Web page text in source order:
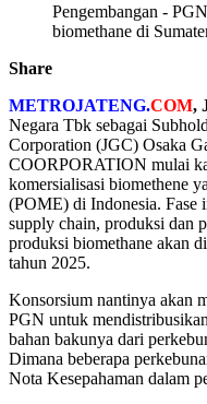
Pengembangan -
biomethane di
Share
METROJATENG.COM,
Negara Tbk sebagai
Corporation (JGC) Osaka
COORPORATION mulai
komersialisasi biomethene
(POME) di Indonesia. Fase
supply chain, produksi dan
produksi biomethane akan
tahun 2025.
Konsorsium nantinya akan
PGN untuk
bahan bakunya dari
Dimana beberapa
Nota Kesepahaman dalam